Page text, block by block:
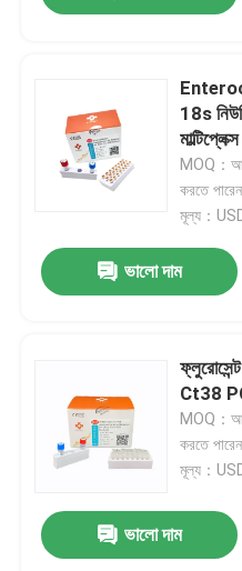
অ্যাকুয়াকালচার টেস্ট কিট
পোর্সিন টেস্ট কিট
ক্যানাইন ডগ টেস্ট কিট
পোকামাকড় বাহিত রোগ পরীক্ষা
নিউক্লিক অ্যাসিড নিষ্কাশন
মেডিক্যাল ল্যাবরেটরি ভোগ্যপণ্য
18s
MOQ：
করতে পারেন
মূল্য：
ভালো দাম
Ct38
MOQ：
করতে পারেন
মূল্য：
ভালো দাম